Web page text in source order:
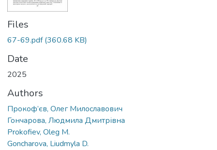
Files
67-69.pdf(360.68 KB)
Date
2025
Authors
Прокоф’єв, Олег Милославович
Гончарова, Людмила Дмитрівна
Prokofiev, Oleg M.
Goncharova, Liudmyla D.